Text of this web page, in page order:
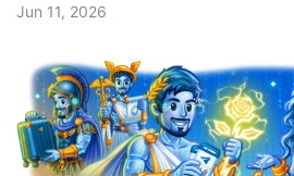
Jun 11, 2026